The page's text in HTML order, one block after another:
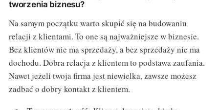
tworzenia biznesu?
Na samym początku warto skupić się na budowaniu
relacji z klientami. To one są najważniejsze w biznesie.
Bez klientów nie ma sprzedaży, a bez sprzedaży nie ma
dochodu. Dobra relacja z klientem to podstawa zaufania.
Nawet jeżeli twoja firma jest niewielka, zawsze możesz
zadbać o dobry kontakt z klientem.